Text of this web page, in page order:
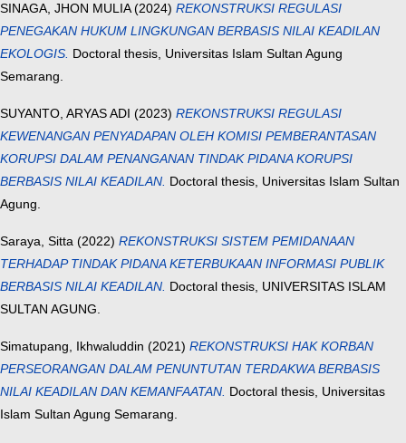
SINAGA, JHON MULIA(2024) REKONSTRUKSI REGULASI
PENEGAKAN HUKUM LINGKUNGAN BERBASIS NILAI KEADILAN
EKOLOGIS. Doctoral thesis, Universitas Islam Sultan Agung
Semarang.
SUYANTO, ARYAS ADI (2023) REKONSTRUKSI REGULASI
KEWENANGAN PENYADAPAN OLEH KOMISI PEMBERANTASAN
KORUPSI DALAM PENANGANAN TINDAK PIDANA KORUPSI
BERBASIS NILAI KEADILAN. Doctoral thesis, Universitas Islam Sultan
Agung.
Saraya, Sitta (2022) REKONSTRUKSI SISTEM PEMIDANAAN
TERHADAP TINDAK PIDANA KETERBUKAAN INFORMASI PUBLIK
BERBASIS NILAI KEADILAN. Doctoral thesis, UNIVERSITAS ISLAM
SULTAN AGUNG.
Simatupang, Ikhwaluddin (2021) REKONSTRUKSI HAK KORBAN
PERSEORANGAN DALAM PENUNTUTAN TERDAKWA BERBASIS
NILAI KEADILAN DAN KEMANFAATAN. Doctoral thesis, Universitas
Islam Sultan Agung Semarang.